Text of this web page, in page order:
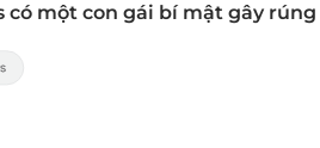
có một con gái bí mật gây